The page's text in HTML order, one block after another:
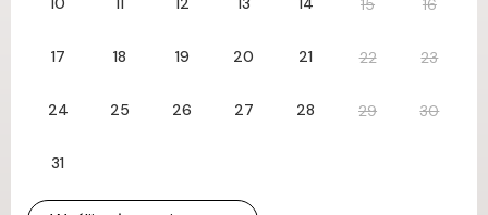
17 18 19 20 21 22 23
24 25 26 27 28 29 30
31